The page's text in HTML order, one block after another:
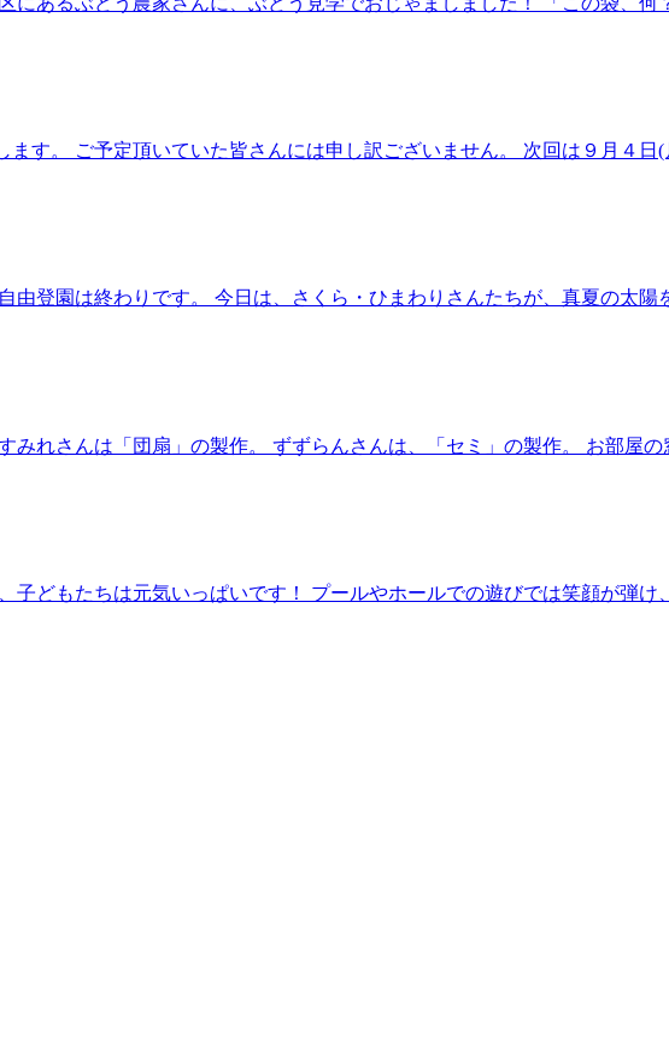
す。 ご予定頂いていた皆さんには申し訳ございません。 次回は９月４
由登園は終わりです。 今日は、さくら・ひまわりさんたちが、真夏の太
みれさんは「団扇」の製作。 ずずらんさんは、「セミ」の製作。 お部屋
子どもたちは元気いっぱいです！ プールやホールでの遊びでは笑顔が弾